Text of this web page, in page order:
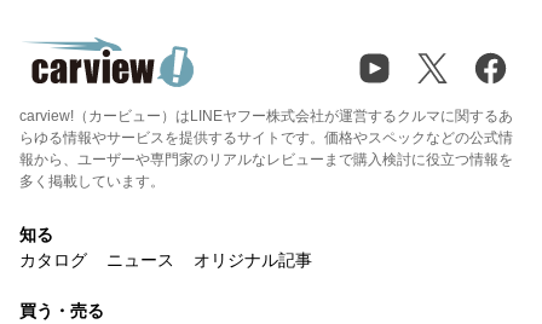
carview!（カービュー）はLINEヤフー株式会社が運営するクルマに関するあ
らゆる情報やサービスを提供するサイトです。価格やスペックなどの公式情
報から、ユーザーや専門家のリアルなレビューまで購入検討に役立つ情報を
多く掲載しています。
知る
カタログ
ニュース オリジナル記事
買う・売る